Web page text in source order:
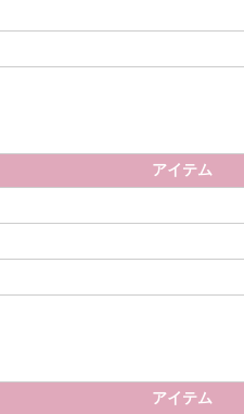
アイテム
アイテム